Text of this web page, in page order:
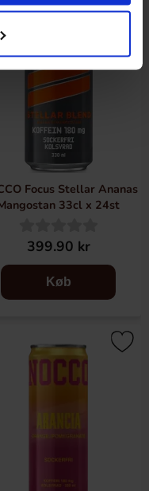
Focus Stellar Ananas
33cl x 24st
399.90 kr
Køb